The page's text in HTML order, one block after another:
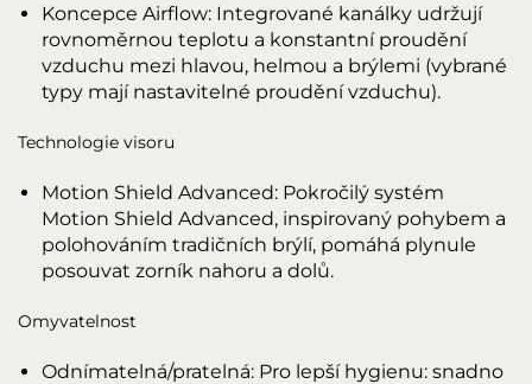
Koncepce Airflow: Integrované kanálky udržují
rovnoměrnou teplotu a konstantní proudění
vzduchu mezi hlavou, helmou a brýlemi (vybrané
typy mají nastavitelné proudění vzduchu).
Technologie visoru
Motion Shield Advanced: Pokročilý systém
Motion Shield Advanced, inspirovaný pohybem a
polohováním tradičních brýlí, pomáhá plynule
posouvat zorník nahoru a dolů.
Omyvatelnost
Odnímatelná/pratelná: Pro lepší hygienu: snadno